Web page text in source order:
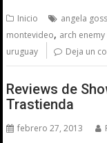
Inicio angela
montevideo, arch enemy
uruguay
Deja un
Reviews de
Trastienda
febrero 27, 2013